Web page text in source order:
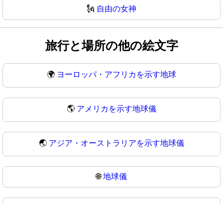
🗽 自由の女神
旅行と場所の他の絵文字
🌍 ヨーロッパ・アフリカを示す地球
🌎 アメリカを示す地球儀
🌏 アジア・オーストラリアを示す地球儀
🌐地球儀